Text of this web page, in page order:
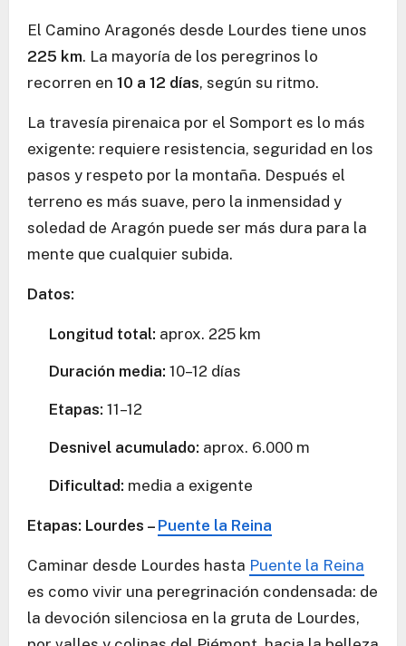
El Camino Aragonés desde Lourdes tiene unos
225 km. La mayoría de los peregrinos lo
recorren en 10 a 12 días, según su ritmo.
La travesía pirenaica por el Somport es lo más
exigente: requiere resistencia, seguridad en los
pasos y respeto por la montaña. Después el
terreno es más suave, pero la inmensidad y
soledad de Aragón puede ser más dura para la
mente que cualquier subida.
Datos:
Longitud total: aprox. 225 km
Duración media: 10–12 días
Etapas: 11–12
Desnivel acumulado: aprox. 6.000 m
Dificultad: media a exigente
Etapas: Lourdes – Puente la Reina
Caminar desde Lourdes hasta Puente la Reina
es como vivir una peregrinación condensada: de
la devoción silenciosa en la gruta de Lourdes,